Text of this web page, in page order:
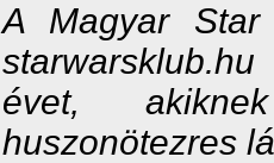
A Magyar
évet,
huszonötezres